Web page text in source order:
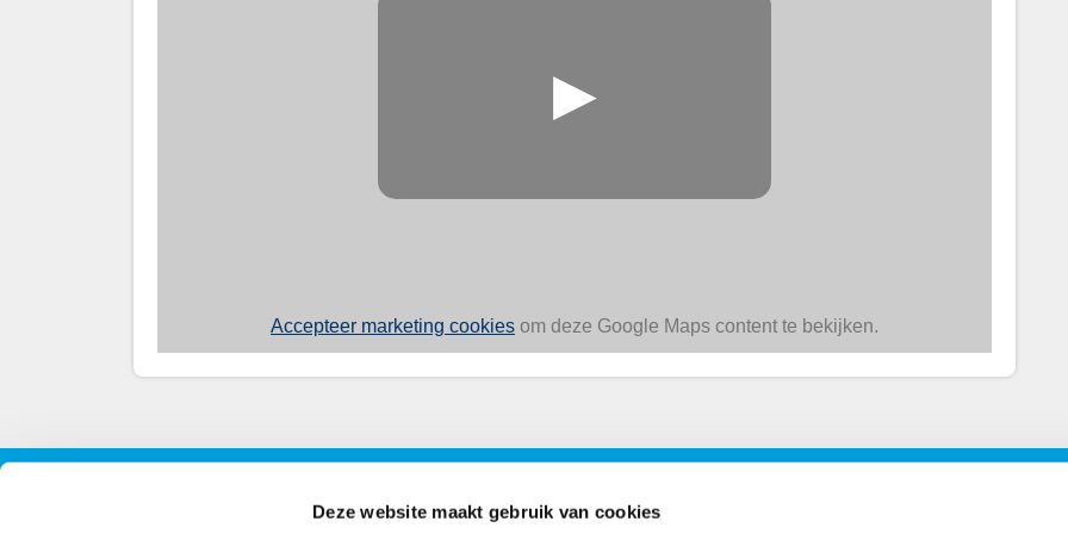
Deze website maakt gebruik van cookies
▶
Accepteer marketing cookies om deze Google Maps content te bekijken.
Contactinformatie Volg ons